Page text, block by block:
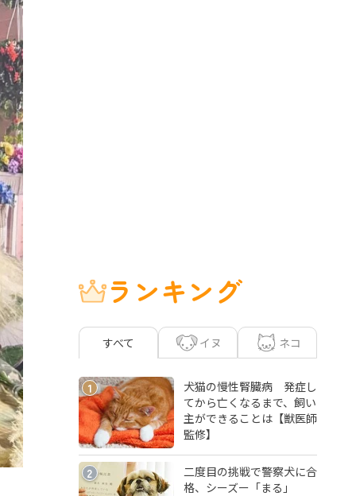
ランキング
すべて イヌ ネコ
1
犬猫の慢性腎臓病 発症し
てから亡くなるまで、飼い
主ができることは【獣医師
監修】
2
二度目の挑戦で警察犬に合
格、シーズー「まる」